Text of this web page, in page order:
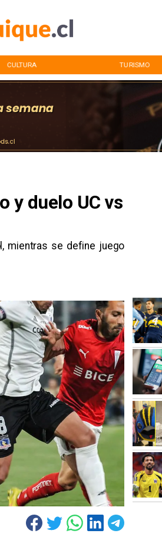
CULTURA TURISMO
y duelo UC vs
mientras se define juego